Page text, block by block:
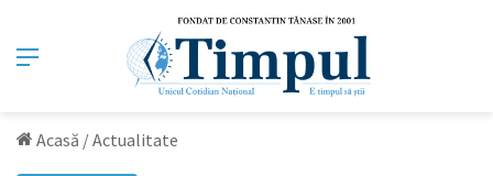
Meniu
Acasă /Actualitate